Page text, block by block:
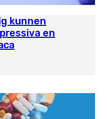
kunnen
en